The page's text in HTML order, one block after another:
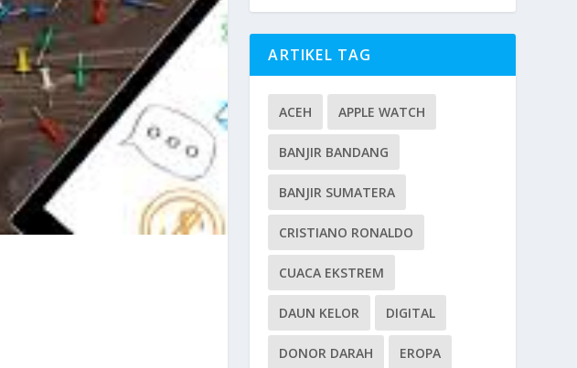
ARTIKEL TAG
ACEH APPLE WATCH
BANJIR BANDANG
BANJIR SUMATERA
CRISTIANO RONALDO
CUACA EKSTREM
DAUN KELOR DIGITAL
DONOR DARAH EROPA